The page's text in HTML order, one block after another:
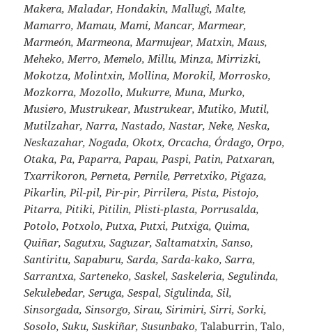
Makera, Maladar, Hondakin, Mallugi, Malte,
Mamarro, Mamau, Mami, Mancar, Marmear,
Marmeón, Marmeona, Marmujear, Matxin, Maus,
Meheko, Merro, Memelo, Millu, Minza, Mirrizki,
Mokotza, Molintxin, Mollina, Morokil, Morrosko,
Mozkorra, Mozollo, Mukurre, Muna, Murko,
Musiero, Mustrukear, Mustrukear, Mutiko, Mutil,
Mutilzahar, Narra, Nastado, Nastar, Neke, Neska,
Neskazahar, Nogada, Okotx, Orcacha, Órdago, Orpo,
Otaka, Pa, Paparra, Papau, Paspi, Patin, Patxaran,
Txarrikoron, Perneta, Pernile, Perretxiko, Pigaza,
Pikarlin, Pil-pil, Pir-pir, Pirrilera, Pista, Pistojo,
Pitarra, Pitiki, Pitilin, Plisti-plasta, Porrusalda,
Potolo, Potxolo, Putxa, Putxi, Putxiga, Quima,
Quiñar, Sagutxu, Saguzar, Saltamatxin, Sanso,
Santiritu, Sapaburu, Sarda, Sarda-kako, Sarra,
Sarrantxa, Sarteneko, Saskel, Saskeleria, Segulinda,
Sekulebedar, Seruga, Sespal, Sigulinda, Sil,
Sinsorgada, Sinsorgo, Sirau, Sirimiri, Sirri, Sorki,
Sosolo, Suku, Suskiñar, Susunbako, Talaburrin, Talo,